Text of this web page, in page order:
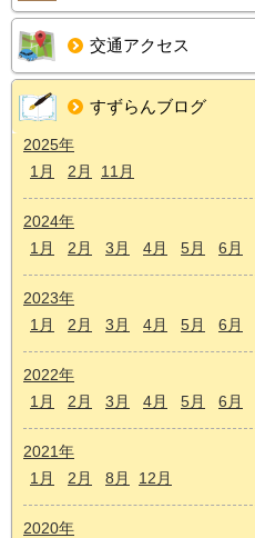
交通アクセス
すずらんブログ
2025年
1月
2月 11月
2024年
1月
2月 3月 4月 5月 6月
2023年
1月
2月 3月 4月 5月 6月
2022年
1月
2月 3月 4月 5月 6月
2021年
1月
2月 8月 12月
2020年